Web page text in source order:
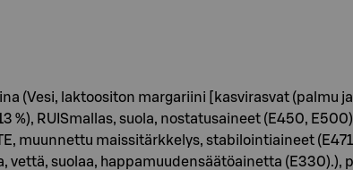
(Vesi, laktoositon margariini [kasvirasvat (palmu
%), RUISmallas, suola, nostatusaineet (E450,
muunnettu maissitärkkelys, stabilointiaineet
vettä, suolaa, happamuudensäätöainetta (E330).),